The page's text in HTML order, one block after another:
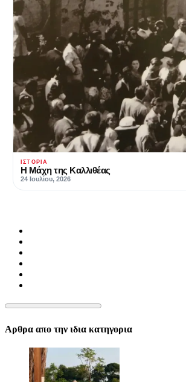
ΙΣΤΟΡΊΑ
Η Μάχη της Καλλιθέας
24 Ιουλίου, 2026
Αρθρα απο την ιδια κατηγορια